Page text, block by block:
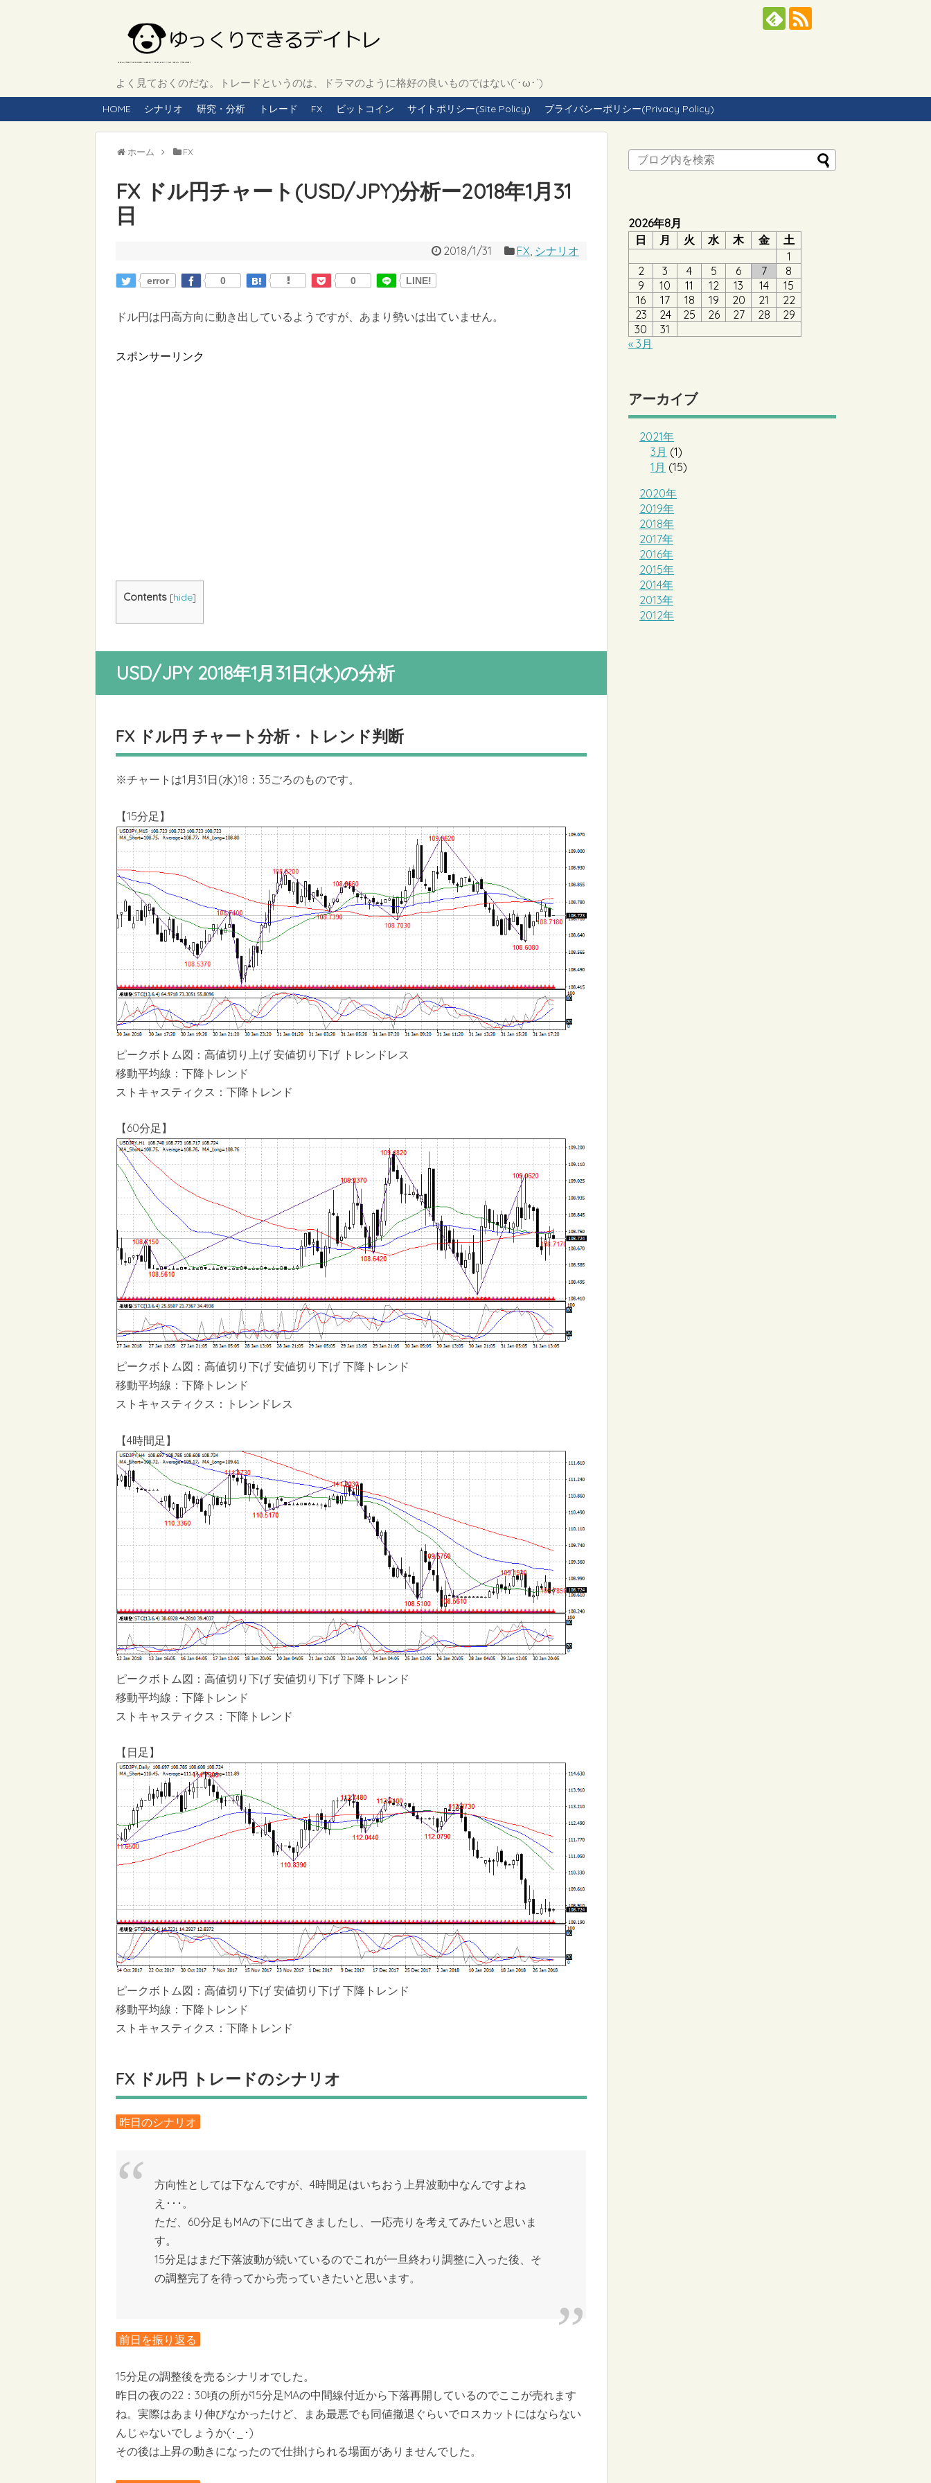
よく見ておくのだな。トレードというのは、ドラマのように格好の良いものではない(`･ω･´)
HOME シナリオ 研究・分析 トレード FX ビットコイン サイトポリシー(Site Policy) プライバシーポリシー(Privacy Policy)
ホーム FX
FX ドル円チャート(USD/JPY)分析ー2018年1月31
日
2018/1/31 FX, シナリオ
error 0 0 LINE!
ドル円は円高方向に動き出しているようですが、あまり勢いは出ていません。
スポンサーリンク
Contents [hide]
USD/JPY 2018年1月31日(水)の分析
FX ドル円 チャート分析・トレンド判断
※チャートは1月31日(水)18：35ごろのものです。
【15分足】
ピークボトム図：高値切り上げ 安値切り下げ トレンドレス
移動平均線：下降トレンド
ストキャスティクス：下降トレンド
【60分足】
ピークボトム図：高値切り下げ 安値切り下げ 下降トレンド
移動平均線：下降トレンド
ストキャスティクス：トレンドレス
【4時間足】
ピークボトム図：高値切り下げ 安値切り下げ 下降トレンド
移動平均線：下降トレンド
ストキャスティクス：下降トレンド
【日足】
ピークボトム図：高値切り下げ 安値切り下げ 下降トレンド
移動平均線：下降トレンド
ストキャスティクス：下降トレンド
FX ドル円 トレードのシナリオ
昨日のシナリオ
方向性としては下なんですが、4時間足はいちおう上昇波動中なんですよね
え･･･。
ただ、60分足もMAの下に出てきましたし、一応売りを考えてみたいと思いま
す。
15分足はまだ下落波動が続いているのでこれが一旦終わり調整に入った後、そ
の調整完了を待ってから売っていきたいと思います。
前日を振り返る
15分足の調整後を売るシナリオでした。
昨日の夜の22：30頃の所が15分足MAの中間線付近から下落再開しているのでここが売れます
ね。実際はあまり伸びなかったけど、まあ最悪でも同値撤退ぐらいでロスカットにはならない
んじゃないでしょうか(･_･)
その後は上昇の動きになったので仕掛けられる場面がありませんでした。
2026年8月
日
月 火 水 木 金
土
1
2
3 4 5 6 7
8
9
10 11 12 13 14
15
16
17 18 19 20 21
22
23
24 25 26 27 28
29
30
31
« 3月
アーカイブ
2021年
3月 (1)
1月 (15)
2020年
2019年
2018年
2017年
2016年
2015年
2014年
2013年
2012年